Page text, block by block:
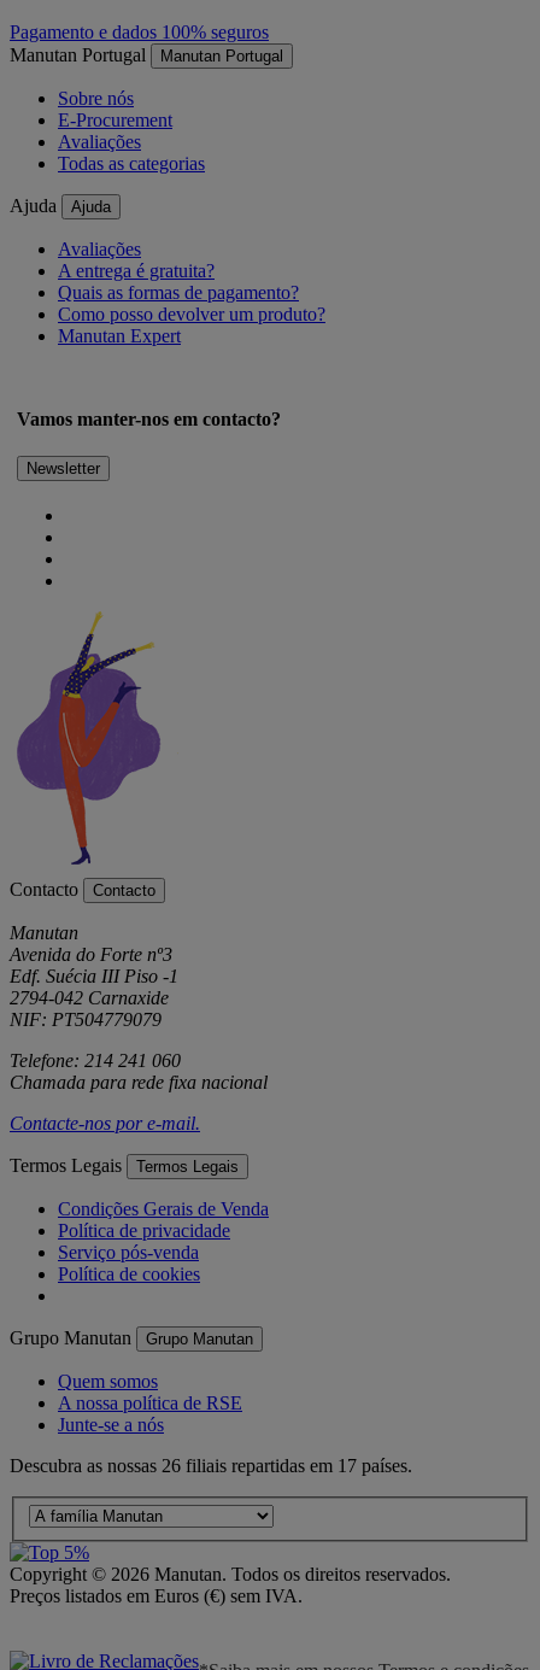
Pagamento e dados 100% seguros
Manutan Portugal
Manutan Portugal
Sobre nós
E-Procurement
Avaliações
Todas as categorias
Ajuda Ajuda
Avaliações
A entrega é gratuita?
Quais as formas de pagamento?
Como posso devolver um produto?
Manutan Expert
Vamos manter-nos em contacto?
Newsletter
Contacto Contacto
Manutan
Avenida do Forte nº3
Edf. Suécia III Piso -1
2794-042 Carnaxide
NIF: PT504779079
Telefone: 214 241 060
Chamada para rede fixa nacional
Contacte-nos pore-mail.
Termos Legais Termos Legais
Condições Gerais de Venda
Política de privacidade
Serviço pós-venda
Política de cookies
Grupo Manutan Grupo Manutan
Quem somos
A nossa política de RSE
Junte-se a nós
Descubra as nossas 26 filiais repartidas em 17 países.
Copyright © 2026 Manutan. Todos os direitos reservados.
Preços listados em Euros (€) sem IVA.